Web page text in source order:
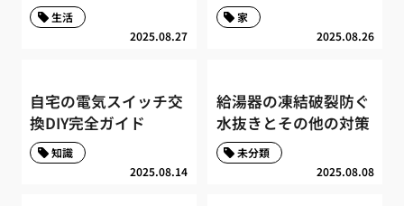
2025.08.27
生活
2025.08.26
家
自宅の電気スイッチ交
換DIY完全ガイド
2025.08.14
知識
給湯器の凍結破裂防ぐ
水抜きとその他の対策
2025.08.08
未分類